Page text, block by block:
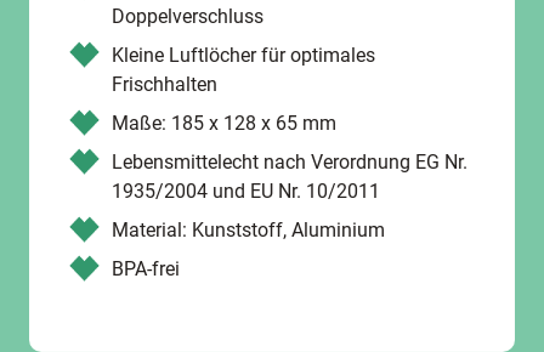
Doppelverschluss
Kleine Luftlöcher für optimales
Frischhalten
Maße: 185 x 128 x 65 mm
Lebensmittelecht nach Verordnung EG Nr.
1935/2004 und EU Nr. 10/2011
Material: Kunststoff, Aluminium
BPA-frei